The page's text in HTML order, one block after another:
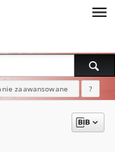
zaawansowane ?